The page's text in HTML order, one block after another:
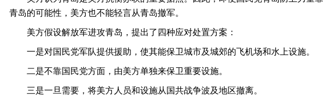
青岛的可能性，美方也不能轻言从青岛撤军。
美方假设解放军进攻青岛，提出了四种应对处置方案：
一是对国民党军队提供援助，使其能保卫城市及城郊的飞机场和水上设施。
二是不靠国民党方面，由美方单独来保卫重要设施。
三是一旦需要，将美方人员和设施从国共战争波及地区撤离。